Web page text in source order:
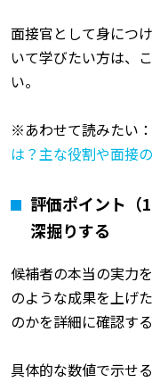
面接官として身につ
いて学びたい方は、
い。
※あわせて読みたい
は？主な役割や面接
評価ポイント（
深掘りする
候補者の本当の実力
のような成果を上げ
のかを詳細に確認す
具体的な数値で示せ